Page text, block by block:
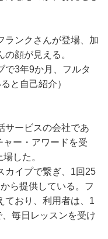
ランクさんが登場、加
顔が見える。
で3年9か月、フルタ
と自己紹介）
サービスの会社であ
ー・アワードを受
した。
カイプで繋ぎ、1回25
ら提供している。フ
ており、利用者は、1
毎日レッスンを受け